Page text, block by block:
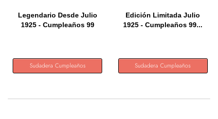
Legendario Desde Julio
1925 - Cumpleaños 99
Sudadera Cumpleaños
Edición Limitada Julio
1925 - Cumpleaños 99...
Sudadera Cumpleaños